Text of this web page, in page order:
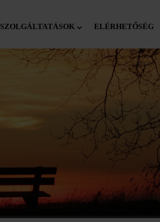
SZOLGÁLTATÁSOK ELÉRHETŐSÉG